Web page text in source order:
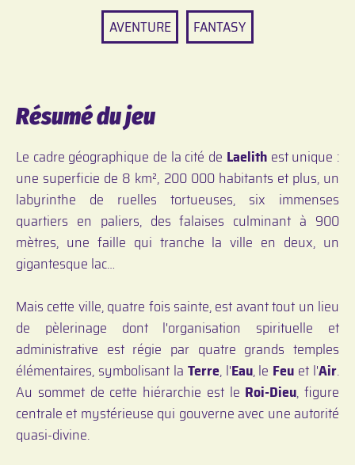
AVENTURE FANTASY
Résumé du jeu
Le cadre géographique de la cité de Laelith est unique :
une superficie de 8 km², 200 000 habitants et plus, un
labyrinthe de ruelles tortueuses, six immenses
quartiers en paliers, des falaises culminant à 900
mètres, une faille qui tranche la ville en deux, un
gigantesque lac…
Mais cette ville, quatre fois sainte, est avant tout un lieu
de pèlerinage dont l'organisation spirituelle et
administrative est régie par quatre grands temples
élémentaires, symbolisant la Terre, l'Eau, le Feu et l'Air.
Au sommet de cette hiérarchie est le Roi-Dieu, figure
centrale et mystérieuse qui gouverne avec une autorité
quasi-divine.